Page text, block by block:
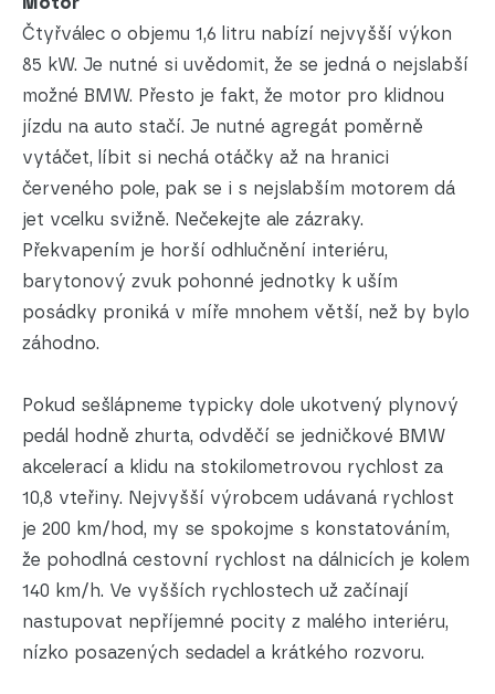
Čtyřválec o objemu 1,6 litru nabízí nejvyšší výkon
85 kW. Je nutné si uvědomit, že se jedná o nejslabší
možné BMW. Přesto je fakt, že motor pro klidnou
jízdu na auto stačí. Je nutné agregát poměrně
vytáčet, líbit si nechá otáčky až na hranici
červeného pole, pak se i s nejslabším motorem dá
jet vcelku svižně. Nečekejte ale zázraky.
Překvapením je horší odhlučnění interiéru,
barytonový zvuk pohonné jednotky k uším
posádky proniká v míře mnohem větší, než by bylo
záhodno.
Pokud sešlápneme typicky dole ukotvený plynový
pedál hodně zhurta, odvděčí se jedničkové BMW
akcelerací a klidu na stokilometrovou rychlost za
10,8 vteřiny. Nejvyšší výrobcem udávaná rychlost
je 200 km/hod, my se spokojme s konstatováním,
že pohodlná cestovní rychlost na dálnicích je kolem
140 km/h. Ve vyšších rychlostech už začínají
nastupovat nepříjemné pocity z malého interiéru,
nízko posazených sedadel a krátkého rozvoru.